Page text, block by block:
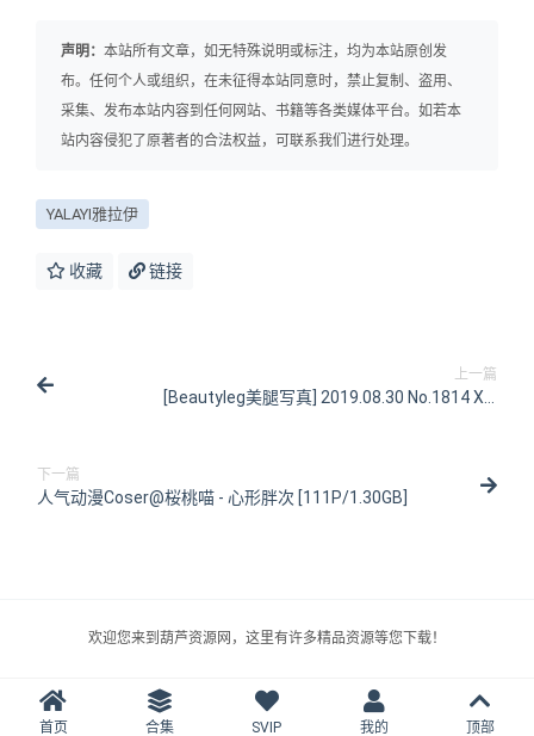
声明： 本站所有文章，如无特殊说明或标注，均为本站原创发
布。任何个人或组织，在未征得本站同意时，禁止复制、盗用、
采集、发布本站内容到任何网站、书籍等各类媒体平台。如若本
站内容侵犯了原著者的合法权益，可联系我们进行处理。
YALAYI雅拉伊
收藏 链接
上一篇
[Beautyleg美腿写真] 2019.08.30 No.1814 Xin
下一篇
人气动漫Coser@桜桃喵 - 心形胖次 [111P/1.30GB]
欢迎您来到葫芦资源网，这里有许多精品资源等您下载！
首页 合集 SVIP 我的 顶部